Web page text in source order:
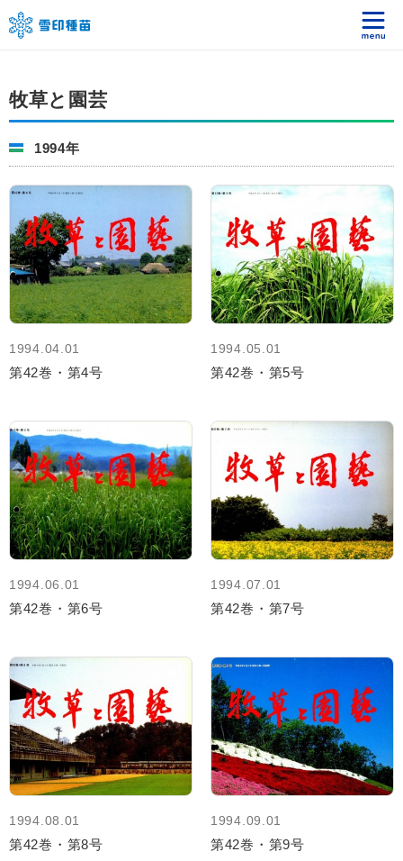
牧草と園芸
1994年
1994.04.01
第42巻・第4号
1994.05.01
第42巻・第5号
1994.06.01
第42巻・第6号
1994.07.01
第42巻・第7号
1994.08.01
第42巻・第8号
1994.09.01
第42巻・第9号